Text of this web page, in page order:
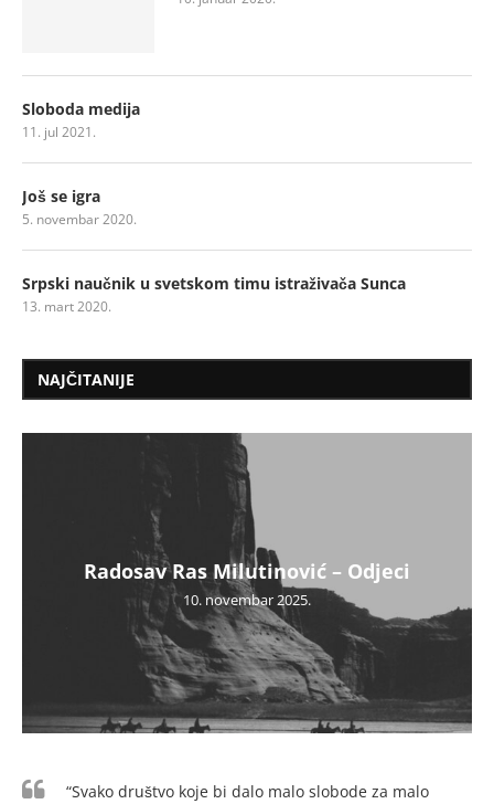
Sloboda medija
11. jul 2021.
Još se igra
5. novembar 2020.
Srpski naučnik u svetskom timu istraživača Sunca
13. mart 2020.
NAJČITANIJE
Radosav Ras Milutinović – Odjeci
10. novembar 2025.
“Svako društvo koje bi dalo malo slobode za malo